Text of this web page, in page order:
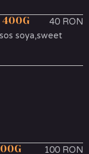
400G
40 RON
soya,sweet
100 RON